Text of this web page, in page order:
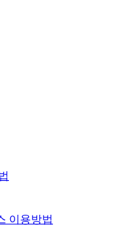
이용방법